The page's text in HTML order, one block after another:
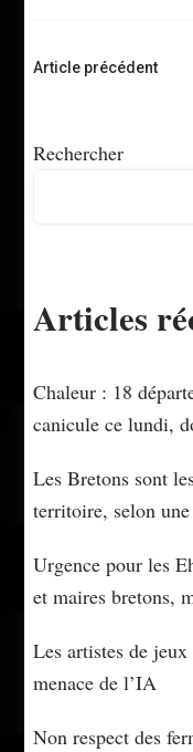
Navigation
Article précédent
Rechercher
Articles
Chaleur : 18
canicule ce lundi,
Les Bretons sont
territoire, selon
Urgence pour les
et maires bretons,
Les artistes de
menace de l’IA
Non respect des